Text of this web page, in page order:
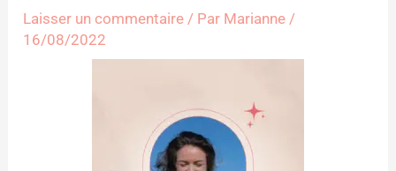
Laisser un commentaire / Par Marianne/
16/08/2022